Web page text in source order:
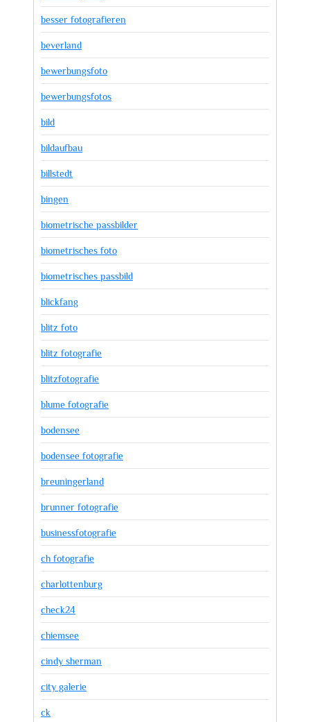
besser fotografieren
beverland
bewerbungsfoto
bewerbungsfotos
bild
bildaufbau
billstedt
bingen
biometrische passbilder
biometrisches foto
biometrisches passbild
blickfang
blitz foto
blitz fotografie
blitzfotografie
blume fotografie
bodensee
bodensee fotografie
breuningerland
brunner fotografie
businessfotografie
ch fotografie
charlottenburg
check24
chiemsee
cindy sherman
city galerie
ck